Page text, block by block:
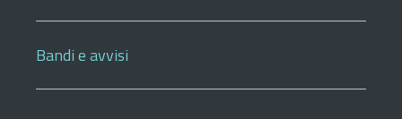
Bandi e avvisi